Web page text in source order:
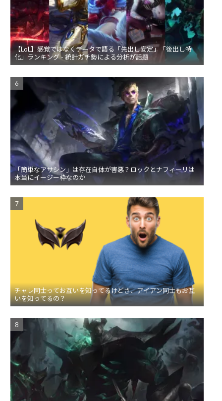
【LoL】感覚ではなくデータで語る「先出し安定」「後出し特
化」ランキング - 統計ガチ勢による分析が話題
「簡単なアサシン」は存在自体が害悪？ロックとナフィーリは
本当にイージー枠なのか
チャレ同士ってお互いを知ってるけどさ、アイアン同士もお互
いを知ってるの？